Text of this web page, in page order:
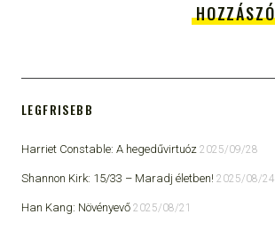
LEGFRISEBB
Harriet Constable: A hegedűvirtuóz 2025/09/28
Shannon Kirk: 15/33 ​– Maradj életben! 2025/08/24
Han Kang: Növényevő 2025/08/21